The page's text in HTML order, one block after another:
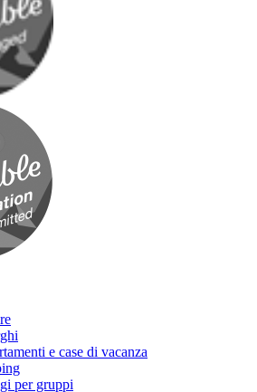
e case di vacanza
per gruppi